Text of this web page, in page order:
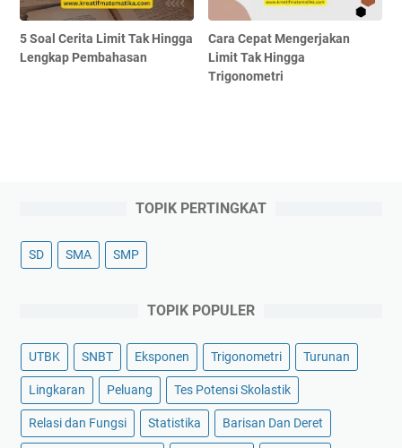
5 Soal Cerita Limit Tak Hingga
Lengkap Pembahasan
Cara Cepat Mengerjakan
Limit Tak Hingga
Trigonometri
TOPIK PERTINGKAT
SD SMA SMP
TOPIK POPULER
UTBK SNBT Eksponen Trigonometri Turunan
Lingkaran Peluang Tes Potensi Skolastik
Relasi dan Fungsi Statistika Barisan Dan Deret